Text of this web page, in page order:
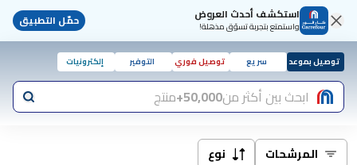
استكشف أحدث العروض
واستمتع بتجربة تسوّق مذهلة! حمّل التطبيق
توصيل بموعد سريع توصيل فوري التوفير إلكترونيات
ابحث بين أكثر من50,000+ منتج
المرشحات نوع